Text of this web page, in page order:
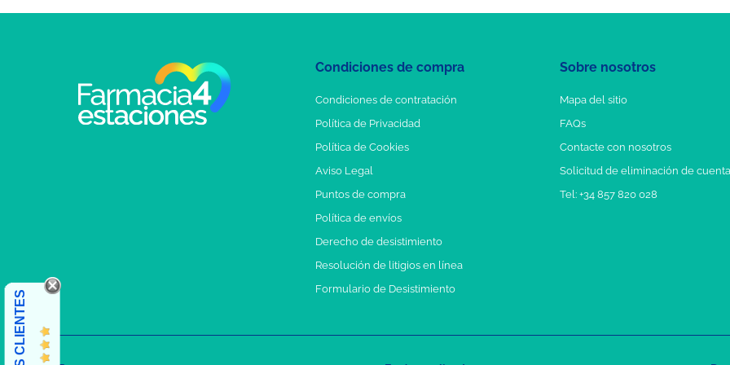
Condiciones de compra
Condiciones de contratación
Política de Privacidad
Política de Cookies
Aviso Legal
Puntos de compra
Política de envíos
Derecho de desistimiento
Resolución de litigios en línea
Formulario de Desistimiento
Sobre nosotros
Mapa del sitio
FAQs
Contacte con nosotros
Solicitud de eliminación de cuenta
Tel: +34 857 820 028